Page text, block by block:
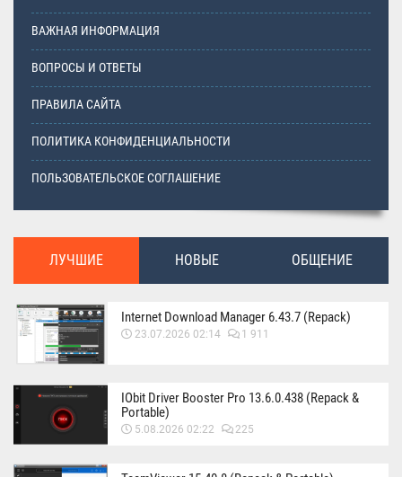
ВАЖНАЯ ИНФОРМАЦИЯ
ВОПРОСЫ И ОТВЕТЫ
ПРАВИЛА САЙТА
ПОЛИТИКА КОНФИДЕНЦИАЛЬНОСТИ
ПОЛЬЗОВАТЕЛЬСКОЕ СОГЛАШЕНИЕ
ЛУЧШИЕ НОВЫЕ ОБЩЕНИЕ
Internet Download Manager 6.43.7 (Repack)
23.07.2026 02:14 1 911
IObit Driver Booster Pro 13.6.0.438 (Repack &
Portable)
5.08.2026 02:22 225